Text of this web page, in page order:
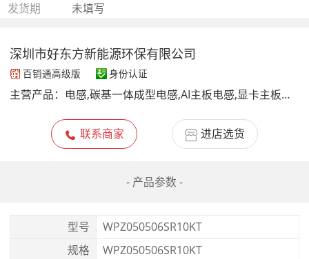
发货期
未填写
深圳市好东方新能源环保有限公司
百销通高级版 身份认证
主营产品： 电感,碳基一体成型电感,AI主板电感,显卡主板电感,服务器主板电感,大功率服务器主板电感,高频大电流电感器,芯片
联系商家 进店选货
- 产品参数 -
型号
WPZ050506SR10KT
规格
WPZ050506SR10KT